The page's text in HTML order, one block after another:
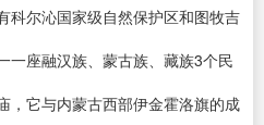
科尔沁国家级自然保护区和图牧吉
一座融汉族、蒙古族、藏族3个民
，它与内蒙古西部伊金霍洛旗的成